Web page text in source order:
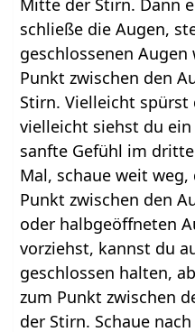
Mitte der Stirn. Dann
schließe die Augen,
geschlossenen
Punkt zwischen den
Stirn. Vielleicht spürst
vielleicht siehst du ein
sanfte Gefühl im
Mal, schaue weit
Punkt zwischen den
oder halbgeöffneten
vorziehst, kannst du
geschlossen halten,
zum Punkt zwischen
der Stirn. Schaue